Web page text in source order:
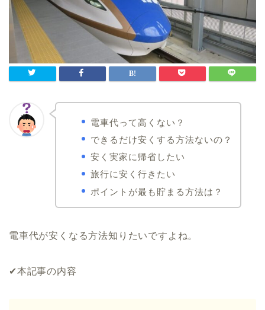
電車代って高くない？
できるだけ安くする方法ないの？
安く実家に帰省したい
旅行に安く行きたい
ポイントが最も貯まる方法は？
電車代が安くなる方法知りたいですよね。
✔︎本記事の内容